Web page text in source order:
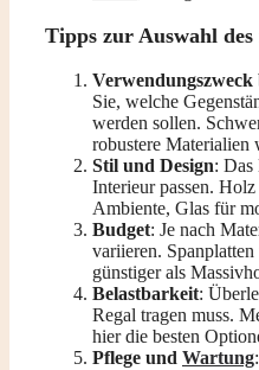
Tipps zur Auswahl
Verwendungszweck
Sie, welche
werden sollen.
robustere Materialien
Stil und Design: Das
Interieur passen.
Ambiente, Glas für
Budget: Je nach
variieren.
günstiger als
Belastbarkeit:
Regal tragen muss.
hier die besten
Pflege und Wartung